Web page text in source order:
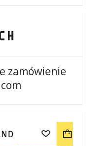
zamówienie